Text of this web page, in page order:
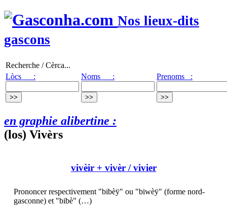
Nos lieux-dits
gascons
Recherche / Cèrca...
Lòcs :
Noms : Prenoms :
en graphie alibertine :
(los) Vivèrs
vivèir + vivèr/ vivier
Prononcer respectivement "bibèÿ" ou "biwèÿ" (forme nord-
gasconne) et "bibè" (…)